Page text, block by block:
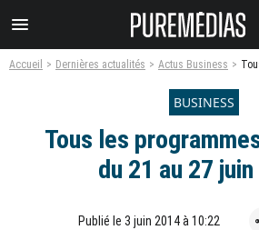
menu
Accueil Dernières actualités Actus Business Tous
BUSINESS
Tous les
du 21 au 27
Publié le 3 juin 2014 à 10:22